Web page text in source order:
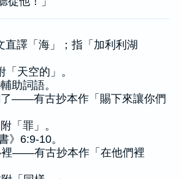
譯「海」；指「加利利湖
天空的」。
助詞語。
了——有古抄本作「賜下來讓你們
「罪」。
》6:9-10。
裡——有古抄本作「在他們裡